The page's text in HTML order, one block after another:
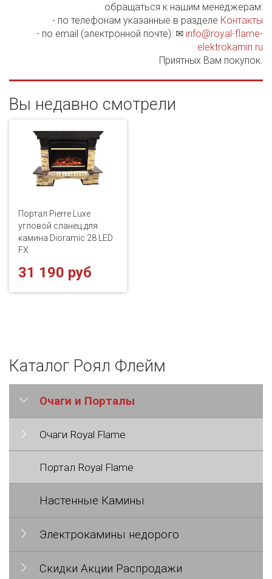
обращаться к нашим менеджерам:
- по телефонам указанные в разделе Контакты
- по email (электронной почте): ✉ info@royal-flame-
elektrokamin.ru
Приятных Вам покупок.
Вы недавно смотрели
Портал Pierre Luxe
угловой сланец для
камина Dioramic 28 LED
FX
31 190 руб
Каталог Роял Флейм
Очаги и Порталы
Очаги Royal Flame
Портал Royal Flame
Настенные Камины
Электрокамины недорого
Скидки Акции Распродажи